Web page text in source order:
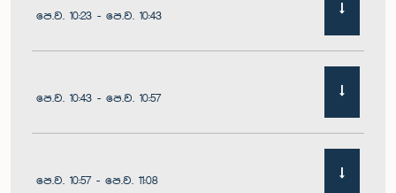
පෙ.ව. 10:23 - පෙ.ව. 10:43
පෙ.ව. 10:43 - පෙ.ව. 10:57
පෙ.ව. 10:57 - පෙ.ව. 11:08